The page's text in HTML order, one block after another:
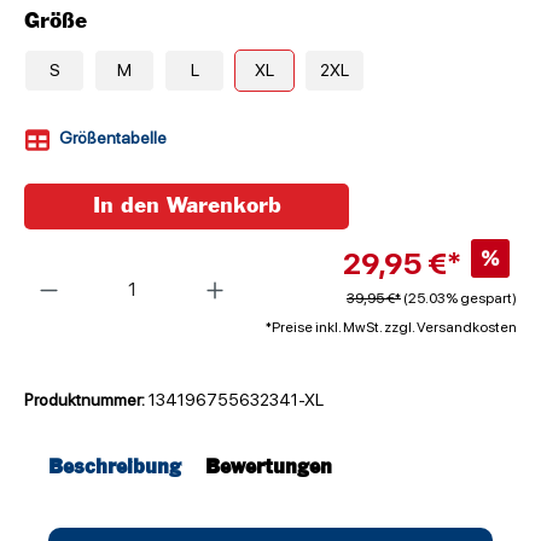
Größe
S M L XL 2XL
Größentabelle
29,95 €* %
39,95 €* (25.03% gespart)
*Preise inkl. MwSt. zzgl. Versandkosten
In den Warenkorb
Produktnummer:134196755632341-XL
Beschreibung Bewertungen